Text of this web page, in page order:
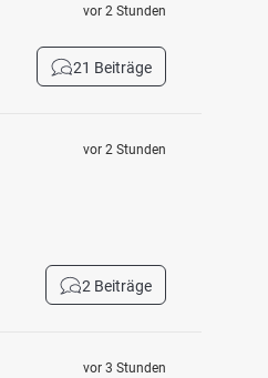
vor 2 Stunden
21 Beiträge
vor 2 Stunden
2 Beiträge
vor 3 Stunden